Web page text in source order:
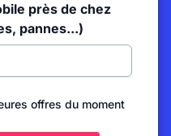
près de chez
pannes...)
offres du moment